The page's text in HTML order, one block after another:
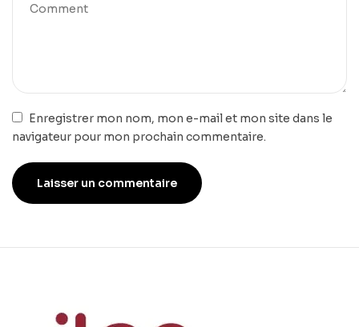
Enregistrer mon nom, mon e-mail et mon site dans le
navigateur pour mon prochain commentaire.